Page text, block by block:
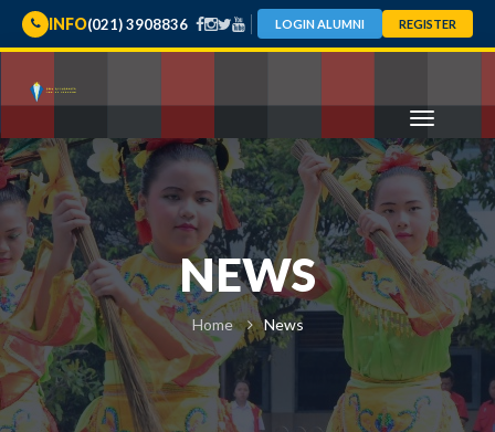
INFO(021) 3908836 LOGIN ALUMNI REGISTER
NEWS
Home News